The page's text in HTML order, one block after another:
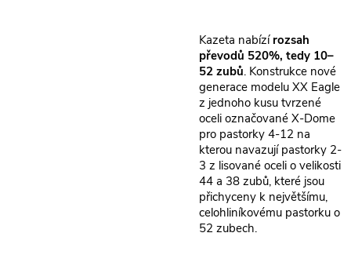
Kazeta nabízí rozsah
převodů 520%, tedy 10–
52 zubů. Konstrukce nové
generace modelu XX Eagle
z jednoho kusu tvrzené
oceli označované X-Dome
pro pastorky 4-12 na
kterou navazují pastorky 2-
3 z lisované oceli o velikosti
44 a 38 zubů, které jsou
přichyceny k největšímu,
celohliníkovému pastorku o
52 zubech.